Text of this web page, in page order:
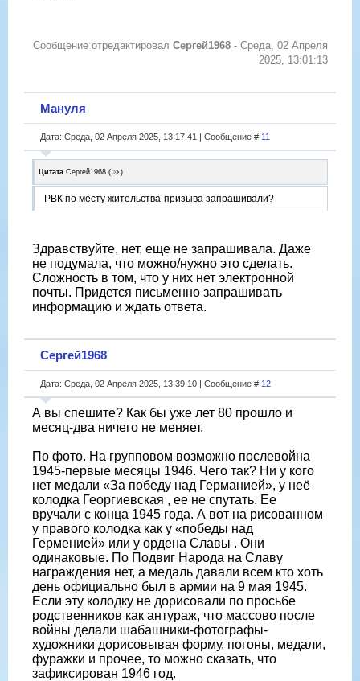
Сообщение отредактировал Сергей1968 - Среда, 02 Апреля
2025, 13:01:13
Мануля
Дата: Среда, 02 Апреля 2025, 13:17:41 | Сообщение # 11
Цитата Сергей1968 ( )
РВК по месту жительства-призыва запрашивали?
Здравствуйте, нет, еще не запрашивала. Даже
не подумала, что можно/нужно это сделать.
Сложность в том, что у них нет электронной
почты. Придется письменно запрашивать
информацию и ждать ответа.
Сергей1968
Дата: Среда, 02 Апреля 2025, 13:39:10 | Сообщение # 12
А вы спешите? Как бы уже лет 80 прошло и
месяц-два ничего не меняет.
По фото. На групповом возможно послевойна
1945-первые месяцы 1946. Чего так? Ни у кого
нет медали «За победу над Германией», у неё
колодка Георгиевская , ее не спутать. Ее
вручали с конца 1945 года. А вот на рисованном
у правого колодка как у «победы над
Герменией» или у ордена Славы . Они
одинаковые. По Подвиг Народа на Славу
награждения нет, а медаль давали всем кто хоть
день официально был в армии на 9 мая 1945.
Если эту колодку не дорисовали по просьбе
родственников как антураж, что массово после
войны делали шабашники-фотографы-
художники дорисовывая форму, погоны, медали,
фуражки и прочее, то можно сказать, что
зафиксирован 1946 год.